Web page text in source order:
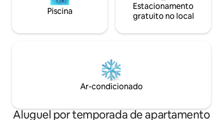
Piscina
Estacionamento
gratuito no local
Ar-condicionado
Aluguel por temporada de apartamento